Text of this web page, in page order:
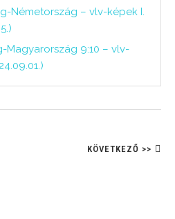
Németország – vlv-képek I.
Magyarország 9:10 – vlv-
KÖVETKEZŐ >>